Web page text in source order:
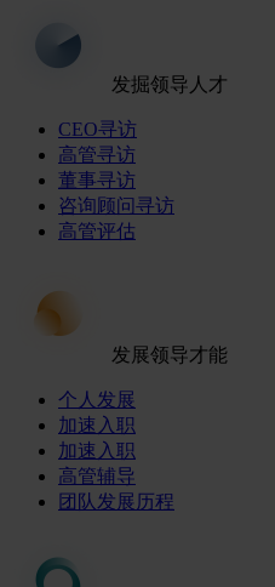
发掘领导人才
CEO寻访
高管寻访
董事寻访
咨询顾问寻访
高管评估
发展领导才能
个人发展
加速入职
加速入职
高管辅导
团队发展历程